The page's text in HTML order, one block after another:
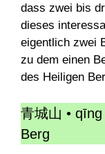
dass zwei bis
dieses
eigentlich zwei
zu dem einen
des Heiligen
青城山 •
Berg